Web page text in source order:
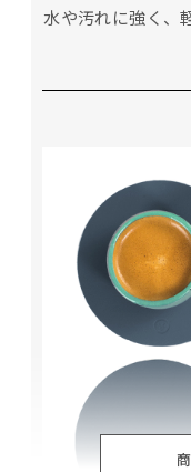
水や汚れに強く、